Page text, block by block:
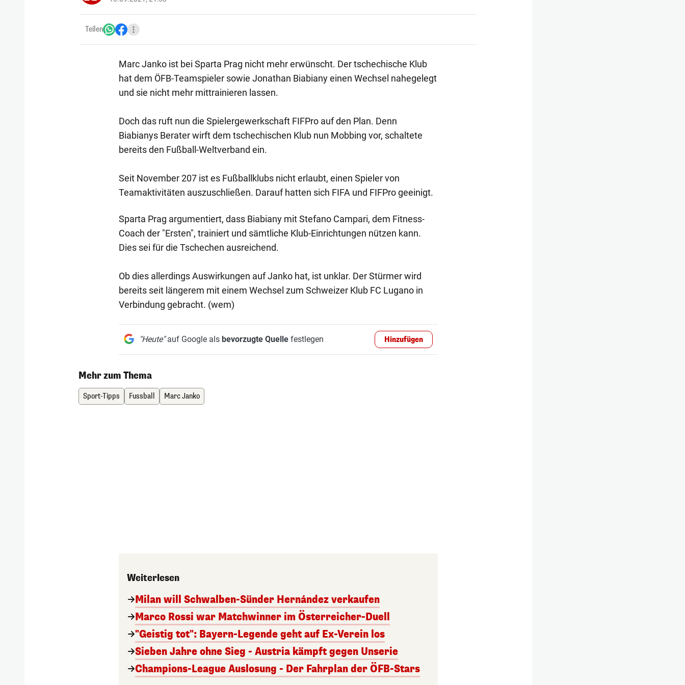
Teilen
Marc Janko ist bei Sparta Prag nicht mehr erwünscht. Der tschechische Klub
hat dem ÖFB-Teamspieler sowie Jonathan Biabiany einen Wechsel nahegelegt
und sie nicht mehr mittrainieren lassen.
Doch das ruft nun die Spielergewerkschaft FIFPro auf den Plan. Denn
Biabianys Berater wirft dem tschechischen Klub nun Mobbing vor, schaltete
bereits den Fußball-Weltverband ein.
Seit November 207 ist es Fußballklubs nicht erlaubt, einen Spieler von
Teamaktivitäten auszuschließen. Darauf hatten sich FIFA und FIFPro geeinigt.
Sparta Prag argumentiert, dass Biabiany mit Stefano Campari, dem Fitness-
Coach der "Ersten", trainiert und sämtliche Klub-Einrichtungen nützen kann.
Dies sei für die Tschechen ausreichend.
Ob dies allerdings Auswirkungen auf Janko hat, ist unklar. Der Stürmer wird
bereits seit längerem mit einem Wechsel zum Schweizer Klub FC Lugano in
Verbindung gebracht. (wem)
"Heute"auf Google als bevorzugte Quellefestlegen Hinzufügen
Mehr zum Thema
Sport-Tipps Fussball Marc Janko
Weiterlesen
Milan will Schwalben-Sünder Hernández verkaufen
Marco Rossi war Matchwinner im Österreicher-Duell
"Geistig tot": Bayern-Legende geht auf Ex-Verein los
Sieben Jahre ohne Sieg - Austria kämpft gegen Unserie
Champions-League Auslosung - Der Fahrplan der ÖFB-Stars